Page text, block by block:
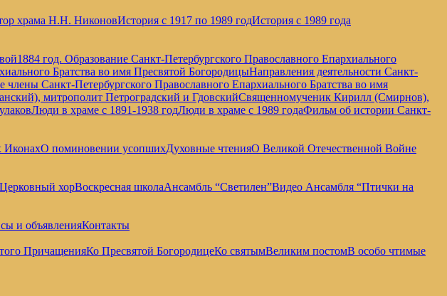
храма Н.Н. НиконовИстория с 1917 по 1989 годИстория с 1989 года
1884 год. Образование Санкт-Петербургского Православного Епархиального
Братства во имя Пресвятой БогородицыНаправления деятельности Санкт-
члены Санкт-Петербургского Православного Епархиального Братства во имя
митрополит Петроградский и ГдовскийСвященномученик Кирилл (Смирнов),
Люди в храме с 1891-1938 годЛюди в храме с 1989 годаФильм об истории Санкт-
ИконахО поминовении усопшихДуховные чтенияО Великой Отечественной Войне
Церковный хорВоскресная школаАнсамбль “Светилен”Видео Ансамбля “Птички на
и объявленияКонтакты
ПричащенияКо Пресвятой БогородицеКо святымВеликим постомВ особо чтимые